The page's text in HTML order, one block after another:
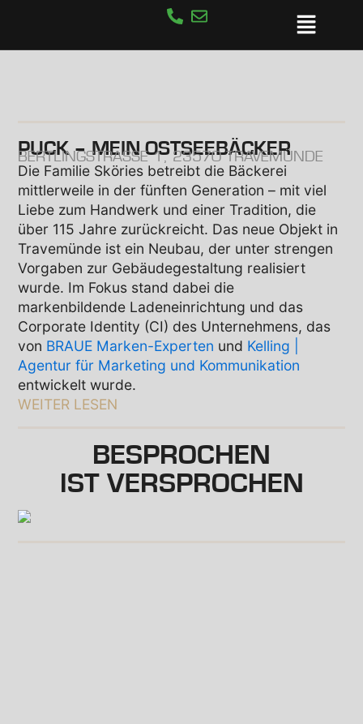
springen
PUCK – MEIN OSTSEEBÄCKER
BERTLINGSTRASSE 1, 23570 TRAVEMÜNDE
Die Familie Sköries betreibt die Bäckerei
mittlerweile in der fünften Generation – mit viel
Liebe zum Handwerk und einer Tradition, die
über 115 Jahre zurückreicht. Das neue Objekt in
Travemünde ist ein Neubau, der unter strengen
Vorgaben zur Gebäudegestaltung realisiert
wurde. Im Fokus stand dabei die
markenbildende Ladeneinrichtung und das
Corporate Identity (CI) des Unternehmens, das
von BRAUE Marken-Experten und Kelling |
Agentur für Marketing und Kommunikation
entwickelt wurde.
WEITER LESEN
BESPROCHEN
IST VERSPROCHEN